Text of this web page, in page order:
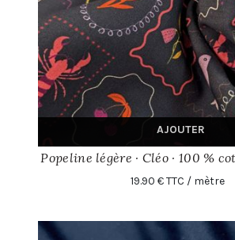
AJOUTER
Popeline légère · Cléo · 100 %
19.90 € TTC / mètre